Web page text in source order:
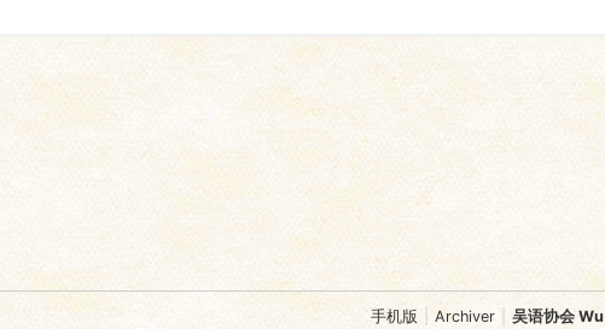
手机版 Archiver 吴语协会